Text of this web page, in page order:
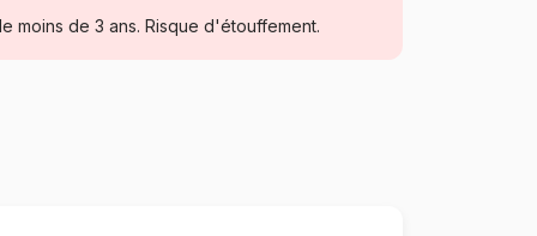
Puzzle pour Adultes (500 à 48.000
moins de 3 ans. Risque d'étouffement.